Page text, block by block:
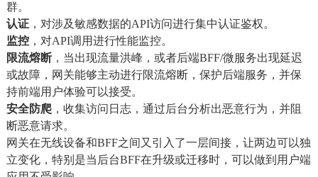
群。
认证，对涉及敏感数据的API访问进行集中认证鉴权。
监控，对API调用进行性能监控。
限流熔断，当出现流量洪峰，或者后端BFF/微服务出现延迟
或故障，网关能够主动进行限流熔断，保护后端服务，并保
持前端用户体验可以接受。
安全防爬，收集访问日志，通过后台分析出恶意行为，并阻
断恶意请求。
网关在无线设备和BFF之间又引入了一层间接，让两边可以独
立变化，特别是当后台BFF在升级或迁移时，可以做到用户端